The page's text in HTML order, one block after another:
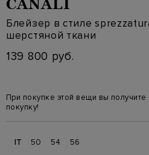
CANALI
Блейзер в стиле
шерстяной ткани
139 800 руб.
При покупке этой вещи вы
покупку!
IT 50 54 56